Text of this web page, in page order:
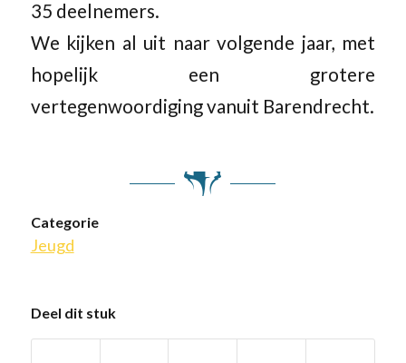
35 deelnemers.
We kijken al uit naar volgende jaar, met
hopelijk een grotere
vertegenwoordiging vanuit Barendrecht.
Categorie
Jeugd
Deel dit stuk